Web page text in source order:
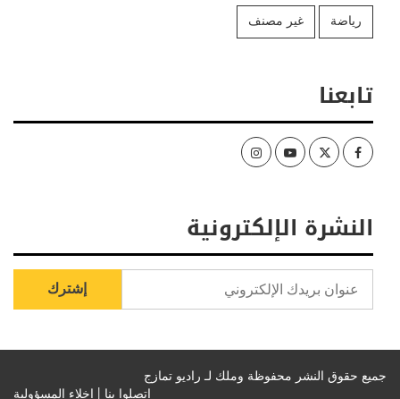
رياضة غير مصنف
تابعنا
Facebook
Twitter
Youtube
Instagram
النشرة الإلكترونية
جميع حقوق النشر محفوظة وملك لـ راديو تمازج
اتصلوا بنا |
إخلاء المسؤولية